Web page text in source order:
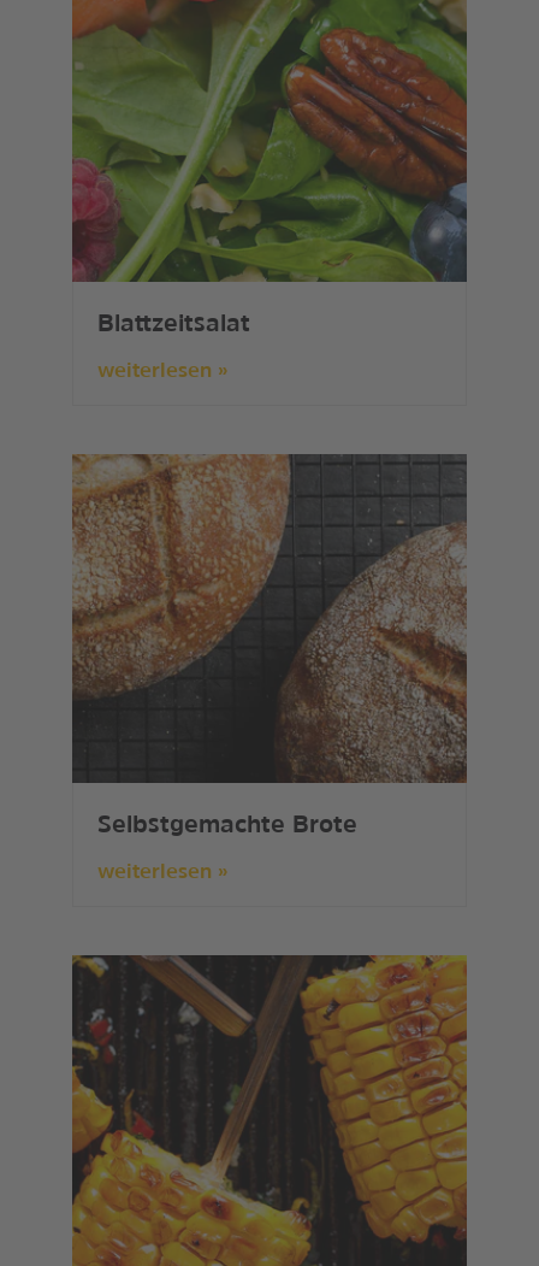
Blattzeitsalat
weiterlesen »
Selbstgemachte Brote
weiterlesen »